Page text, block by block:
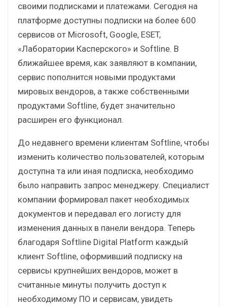
своими подписками и платежами. Сегодня на
платформе доступны подписки на более 600
сервисов от Microsoft, Google, ESET,
«Лаборатории Касперского» и Softline. В
ближайшее время, как заявляют в компании,
сервис пополнится новыми продуктами
мировых вендоров, а также собственными
продуктами Softline, будет значительно
расширен его функционал.
До недавнего времени клиентам Softline, чтобы
изменить количество пользователей, которым
доступна та или иная подписка, необходимо
было направить запрос менеджеру. Специалист
компании формировал пакет необходимых
документов и передавал его логисту для
изменения данных в панели вендора. Теперь
благодаря Softline Digital Platform каждый
клиент Softline, оформивший подписку на
сервисы крупнейших вендоров, может в
считанные минуты получить доступ к
необходимому ПО и сервисам, увидеть